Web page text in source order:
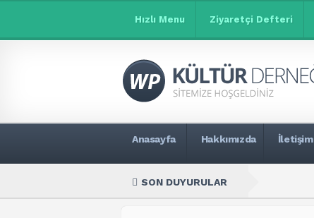
Hızlı Menu Ziyaretçi Defteri
Anasayfa Hakkımızda İletişim
SON DUYURULAR